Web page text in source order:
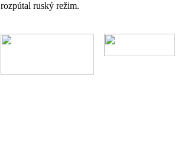
rozpútal ruský režim.